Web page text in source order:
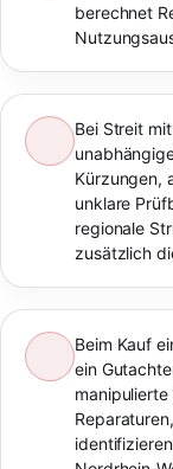
berechnet
Bei Streit
Kürzungen,
unklare
regionale
zusätzlich
Beim Kauf
ein